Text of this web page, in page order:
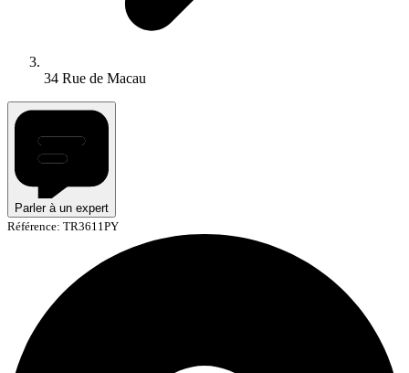
34 Rue de Macau
Parler à un expert
Référence: TR3611PY